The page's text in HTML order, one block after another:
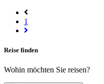
1
Reise finden
Wohin möchten Sie reisen?